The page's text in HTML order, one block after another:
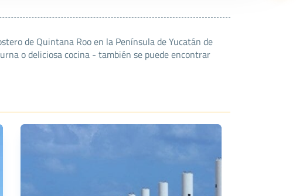
de Quintana Roo en la Península de Yucatán de
o deliciosa cocina - también se puede encontrar